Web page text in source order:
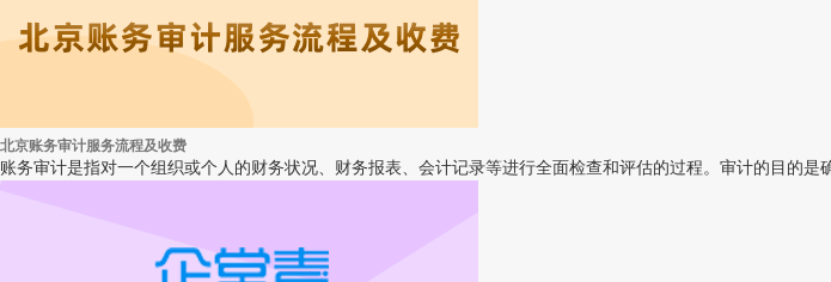
北京账务审计服务流程及收费
账务审计是指对一个组织或个人的财务状况、财务报表、会计记录等进行全面检查和评估的过程。审计的目的是